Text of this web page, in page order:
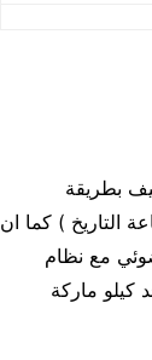
بطريقة
التاريخ ) كما ان
مع نظام
التي تقوم بة هذة الماكينة موديل 903 حتي واحد كيلو ماركة